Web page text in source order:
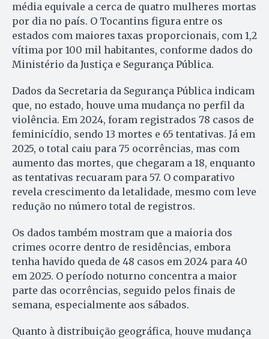
média equivale a cerca de quatro mulheres mortas
por dia no país. O Tocantins figura entre os
estados com maiores taxas proporcionais, com 1,2
vítima por 100 mil habitantes, conforme dados do
Ministério da Justiça e Segurança Pública.
Dados da Secretaria da Segurança Pública indicam
que, no estado, houve uma mudança no perfil da
violência. Em 2024, foram registrados 78 casos de
feminicídio, sendo 13 mortes e 65 tentativas. Já em
2025, o total caiu para 75 ocorrências, mas com
aumento das mortes, que chegaram a 18, enquanto
as tentativas recuaram para 57. O comparativo
revela crescimento da letalidade, mesmo com leve
redução no número total de registros.
Os dados também mostram que a maioria dos
crimes ocorre dentro de residências, embora
tenha havido queda de 48 casos em 2024 para 40
em 2025. O período noturno concentra a maior
parte das ocorrências, seguido pelos finais de
semana, especialmente aos sábados.
Quanto à distribuição geográfica, houve mudança